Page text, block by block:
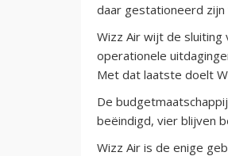
daar gestationeerd
Wizz Air wijt de sluiting
operationele
Met dat laatste doelt
De
beëindigd, vier blijven
Wizz Air is de enige